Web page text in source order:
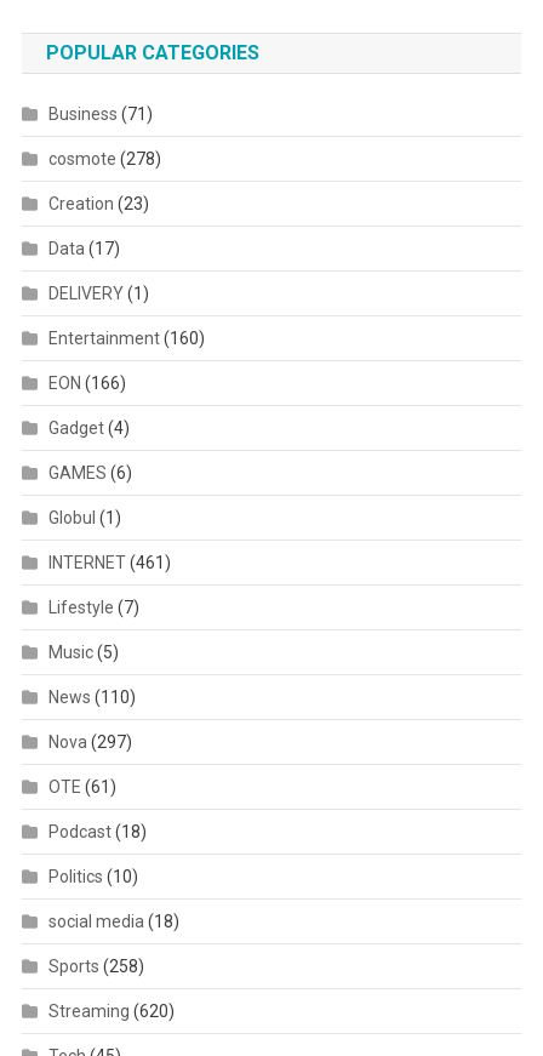
POPULAR CATEGORIES
Business (71)
cosmote (278)
Creation (23)
Data (17)
DELIVERY(1)
Entertainment(160)
EON (166)
Gadget(4)
GAMES (6)
Globul (1)
INTERNET(461)
Lifestyle (7)
Music(5)
News (110)
Nova (297)
OTE (61)
Podcast(18)
Politics (10)
social media (18)
Sports (258)
Streaming (620)